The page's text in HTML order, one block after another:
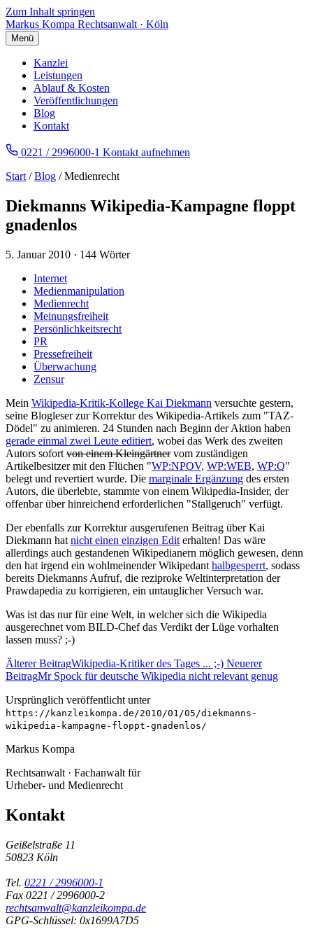
Zum Inhalt springen
Markus Kompa Rechtsanwalt · Köln
Menü
Kanzlei
Leistungen
Ablauf & Kosten
Veröffentlichungen
Blog
Kontakt
0221 / 2996000-1 Kontakt aufnehmen
Start /Blog / Medienrecht
Diekmanns Wikipedia-Kampagne floppt
gnadenlos
5. Januar 2010 · 144 Wörter
Internet
Medienmanipulation
Medienrecht
Meinungsfreiheit
Persönlichkeitsrecht
PR
Pressefreiheit
Überwachung
Zensur
Mein Wikipedia-Kritik-Kollege Kai Diekmann versuchte gestern,
seine Blogleser zur Korrektur des Wikipedia-Artikels zum "TAZ-
Dödel" zu animieren. 24 Stunden nach Beginn der Aktion haben
gerade einmal zwei Leute editiert, wobei das Werk des zweiten
Autors sofort von einem Kleingärtnervom zuständigen
Artikelbesitzer mit den Flüchen "WP:NPOV, WP:WEB, WP:Q"
belegt und revertiert wurde. Die marginale Ergänzung des ersten
Autors, die überlebte, stammte von einem Wikipedia-Insider, der
offenbar über hinreichend erforderlichen "Stallgeruch" verfügt.
Der ebenfalls zur Korrektur ausgerufenen Beitrag über Kai
Diekmann hat nicht einen einzigen Edit erhalten! Das wäre
allerdings auch gestandenen Wikipedianern möglich gewesen, denn
den hat irgend ein wohlmeinender Wikipedant halbgesperrt, sodass
bereits Diekmanns Aufruf, die reziproke Weltinterpretation der
Prawdapedia zu korrigieren, ein untauglicher Versuch war.
Was ist das nur für eine Welt, in welcher sich die Wikipedia
ausgerechnet vom BILD-Chef das Verdikt der Lüge vorhalten
lassen muss? ;-)
Älterer BeitragWikipedia-Kritiker des Tages ... ;-) Neuerer
BeitragMr Spock für deutsche Wikipedia nicht relevant genug
Ursprünglich veröffentlicht unter
https://kanzleikompa.de/2010/01/05/diekmanns-
wikipedia-kampagne-floppt-gnadenlos/
Markus Kompa
Rechtsanwalt · Fachanwalt für
Urheber- und Medienrecht
Kontakt
Geißelstraße 11
50823 Köln
Tel. 0221 / 2996000-1
Fax 0221 / 2996000-2
rechtsanwalt@kanzleikompa.de
GPG-Schlüssel: 0x1699A7D5